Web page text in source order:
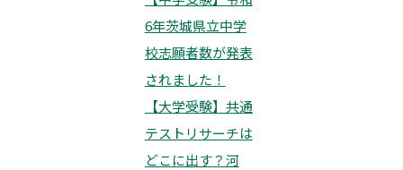
6年茨城県立中学
校志願者数が発表
されました！
【大学受験】共通
テストリサーチは
どこに出す？河